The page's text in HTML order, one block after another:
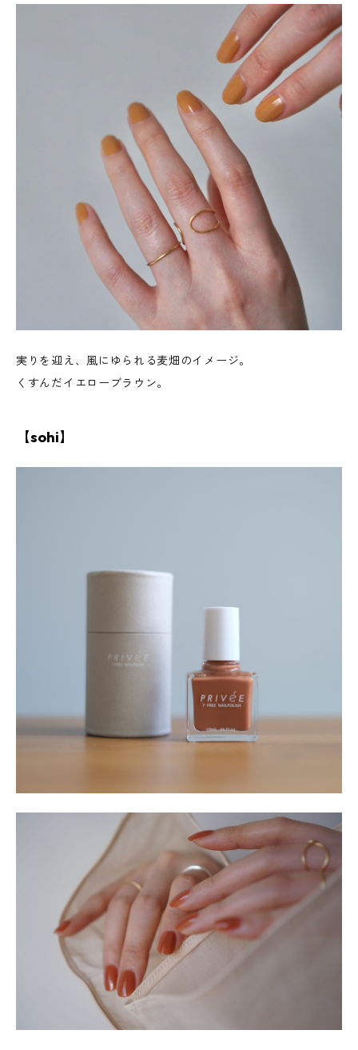
実りを迎え、風にゆられる麦畑のイメージ。
くすんだイエローブラウン。
【sohi】